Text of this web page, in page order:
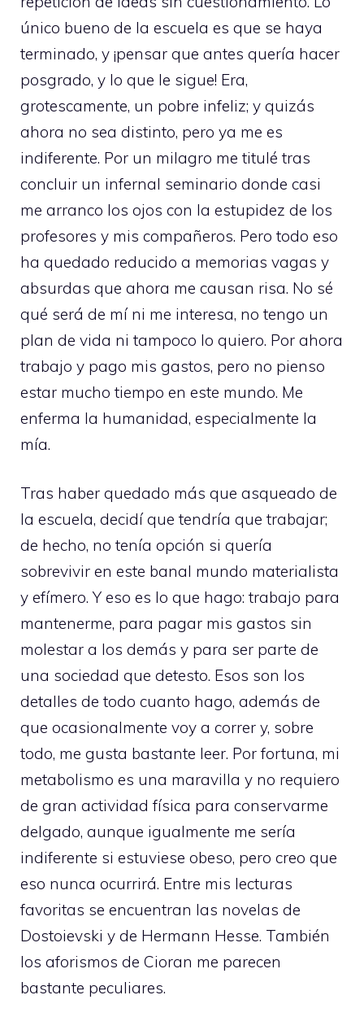
único bueno de la escuela es que se haya
terminado, y ¡pensar que antes quería hacer
posgrado, y lo que le sigue! Era,
grotescamente, un pobre infeliz; y quizás
ahora no sea distinto, pero ya me es
indiferente. Por un milagro me titulé tras
concluir un infernal seminario donde casi
me arranco los ojos con la estupidez de los
profesores y mis compañeros. Pero todo eso
ha quedado reducido a memorias vagas y
absurdas que ahora me causan risa. No sé
qué será de mí ni me interesa, no tengo un
plan de vida ni tampoco lo quiero. Por ahora
trabajo y pago mis gastos, pero no pienso
estar mucho tiempo en este mundo. Me
enferma la humanidad, especialmente la
mía.
Tras haber quedado más que asqueado de
la escuela, decidí que tendría que trabajar;
de hecho, no tenía opción si quería
sobrevivir en este banal mundo materialista
y efímero. Y eso es lo que hago: trabajo para
mantenerme, para pagar mis gastos sin
molestar a los demás y para ser parte de
una sociedad que detesto. Esos son los
detalles de todo cuanto hago, además de
que ocasionalmente voy a correr y, sobre
todo, me gusta bastante leer. Por fortuna, mi
metabolismo es una maravilla y no requiero
de gran actividad física para conservarme
delgado, aunque igualmente me sería
indiferente si estuviese obeso, pero creo que
eso nunca ocurrirá. Entre mis lecturas
favoritas se encuentran las novelas de
Dostoievski y de Hermann Hesse. También
los aforismos de Cioran me parecen
bastante peculiares.